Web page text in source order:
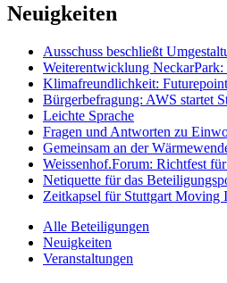
Neuigkeiten
Ausschuss beschließt
Weiterentwicklung
Klimafreundlichkeit:
Bürgerbefragung: AWS startet
Leichte Sprache
Fragen und Antworten zu
Gemeinsam an der
Weissenhof.Forum: Richtfest
Netiquette für das
Zeitkapsel für Stuttgart Moving
Alle Beteiligungen
Neuigkeiten
Veranstaltungen